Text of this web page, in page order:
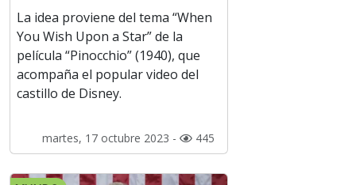
La idea proviene del tema “When
You Wish Upon a Star” de la
película “Pinocchio” (1940), que
acompaña el popular video del
castillo de Disney.
martes, 17 octubre 2023 - 445